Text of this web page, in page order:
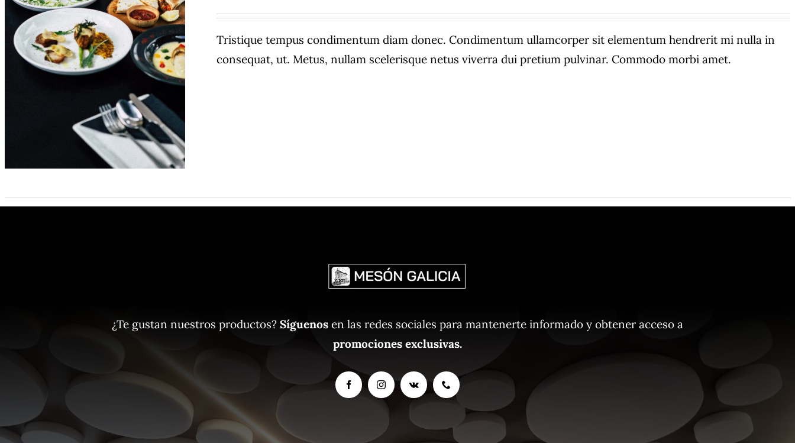
AÑADIR AL CARRITO / DETAILS
Tristique tempus condimentum diam donec. Condimentum ullamcorper sit elementum hendrerit mi nulla in
consequat, ut. Metus, nullam scelerisque netus viverra dui pretium pulvinar. Commodo morbi amet.
¿Te gustan nuestros productos? Síguenos en las redes sociales para mantenerte informado y obtener acceso a
promociones exclusivas.